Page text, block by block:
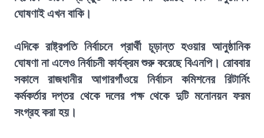
ঘোষণাই এখন বাকি।
এদিকে রাষ্ট্রপতি নির্বাচনে প্রার্থী চূড়ান্ত হওয়ার আনুষ্ঠানিক
ঘোষণা না এলেও নির্বাচনী কার্যক্রম শুরু করেছে বিএনপি। রোববার
সকালে রাজধানীর আগারগাঁওয়ে নির্বাচন কমিশনের রিটার্নিং
কর্মকর্তার দপ্তর থেকে দলের পক্ষ থেকে দুটি মনোনয়ন ফরম
সংগ্রহ করা হয়।